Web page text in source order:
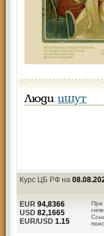
Люди ищут
Курс ЦБ РФ на
При
EUR 94,8366
USD 82,1665
EUR/USD 1.15